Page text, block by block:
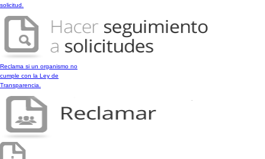
solicitud.
Reclama si un organismo no
cumple con la Ley de
Transparencia.